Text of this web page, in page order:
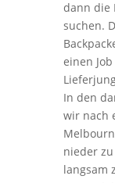
dann die
suchen.
einen
In den
wir nach
nieder
langsam